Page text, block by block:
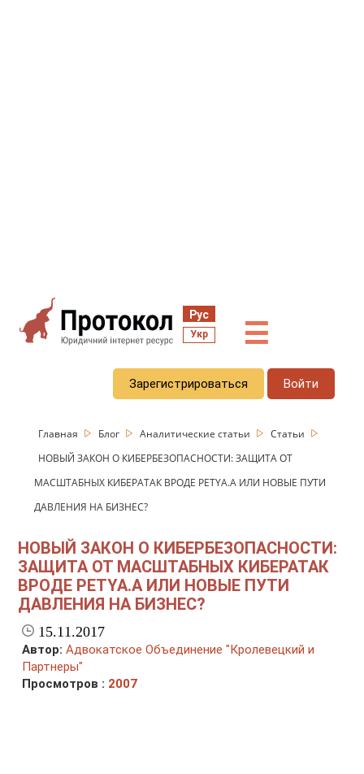
Рус
Укр ☰
Зарегистрироваться Войти
Главная Блог Аналитические статьи
Статьи
НОВЫЙ ЗАКОН О КИБЕРБЕЗОПАСНОСТИ: ЗАЩИТА ОТ
МАСШТАБНЫХ КИБЕРАТАК ВРОДЕ PETYA.A ИЛИ НОВЫЕ ПУТИ
ДАВЛЕНИЯ НА БИЗНЕС?
НОВЫЙ ЗАКОН О КИБЕРБЕЗОПАСНОСТИ:
ЗАЩИТА ОТ МАСШТАБНЫХ КИБЕРАТАК
ВРОДЕ PETYA.A ИЛИ НОВЫЕ ПУТИ
ДАВЛЕНИЯ НА БИЗНЕС?
15.11.2017
Автор: Адвокатское Объединение "Кролевецкий и
Партнеры"
Просмотров : 2007